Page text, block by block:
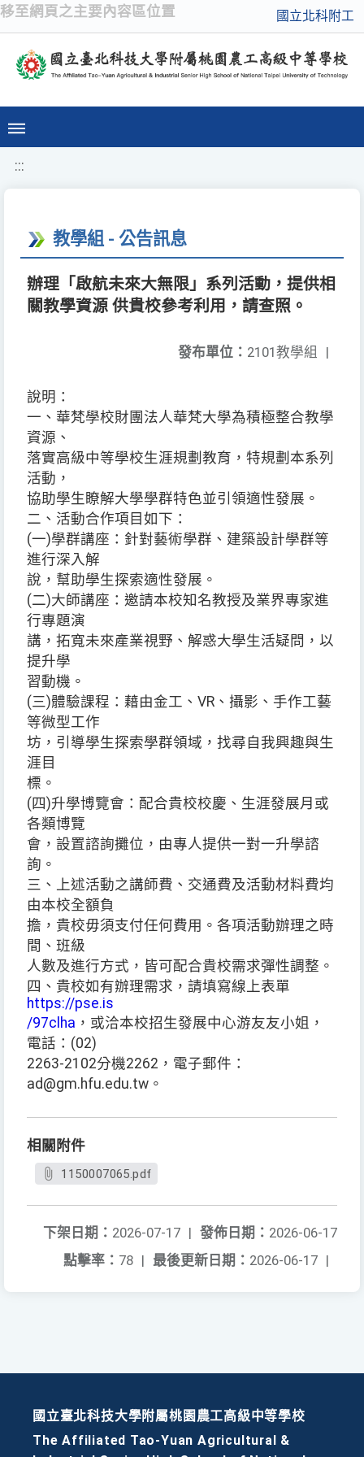
移至網頁之主要內容區位置 國立北科附工
:::
教學組 - 公告訊息
辦理「啟航未來大無限」系列活動，提供相
關教學資源 供貴校參考利用，請查照。
發布單位： 2101教學組 |
說明：
一、華梵學校財團法人華梵大學為積極整合教學
資源、
落實高級中等學校生涯規劃教育，特規劃本系列
活動，
協助學生瞭解大學學群特色並引領適性發展。
二、活動合作項目如下：
(一)學群講座：針對藝術學群、建築設計學群等
進行深入解
說，幫助學生探索適性發展。
(二)大師講座：邀請本校知名教授及業界專家進
行專題演
講，拓寬未來產業視野、解惑大學生活疑問，以
提升學
習動機。
(三)體驗課程：藉由金工、VR、攝影、手作工藝
等微型工作
坊，引導學生探索學群領域，找尋自我興趣與生
涯目
標。
(四)升學博覽會：配合貴校校慶、生涯發展月或
各類博覽
會，設置諮詢攤位，由專人提供一對一升學諮
詢。
三、上述活動之講師費、交通費及活動材料費均
由本校全額負
擔，貴校毋須支付任何費用。各項活動辦理之時
間、班級
人數及進行方式，皆可配合貴校需求彈性調整。
四、貴校如有辦理需求，請填寫線上表單
https://pse.is
/97clha ，或洽本校招生發展中心游友友小姐，
電話：(02)
2263-2102分機2262，電子郵件：
ad@gm.hfu.edu.tw。
相關附件
1150007065.pdf
發佈日期： 2026-06-17
下架日期： 2026-07-17 |
最後更新日期： 2026-06-17 |
點擊率： 78 |
國立臺北科技大學附屬桃園農工高級中等學校
The Affiliated Tao-Yuan Agricultural &